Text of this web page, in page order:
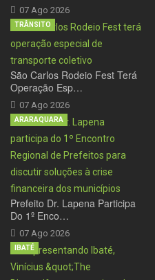
07 Ago 2026
São Carlos Rodeio Fest Terá
Operação Esp…
07 Ago 2026
TRÂNSITO
Prefeito Dr. Lapena Participa
Do 1º Enco…
07 Ago 2026
ARARAQUARA
IBATÉ